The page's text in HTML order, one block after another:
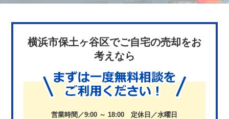
横浜市保土ヶ谷区でご自宅の売却をお
考えなら
営業時間／9:00 ～ 18:00 定休日／水曜日